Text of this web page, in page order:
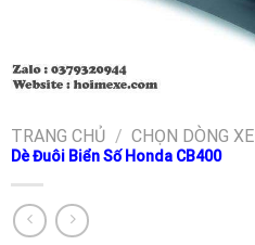
TRANG CHỦ / CHỌN DÒNG XE
Dè Đuôi Biển Số Honda CB400